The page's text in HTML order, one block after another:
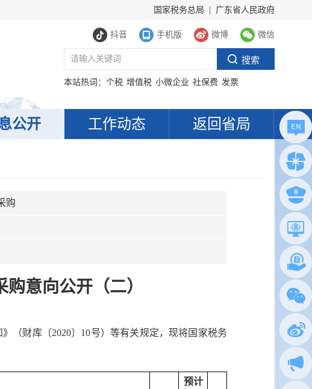
国家税务总局 广东省人民政府
抖音 手机版 微博 微信
本站热词： 个税 增值税 小微企业 社保费 发票
公开 工作动态 返回省局
购
意向公开（二）
（财库〔2020〕10号）等有关规定，现将国家税务
预计
总局
政务
执法